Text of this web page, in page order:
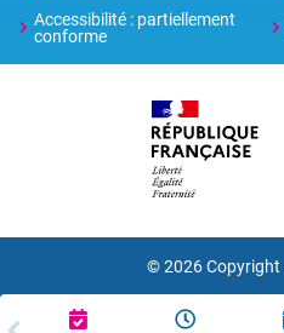
Accessibilité : partiellement
conforme
© 2026 Copyright